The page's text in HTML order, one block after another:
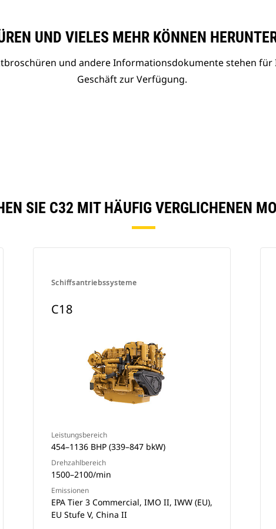
UND VIELES MEHR KÖNNEN
und andere Informationsdokumente stehen für
Geschäft zur Verfügung.
SIE C32 MIT HÄUFIG VERGLICHENEN
Schiffsantriebssysteme
C18
Leistungsbereich
454–1136 BHP (339–847 bkW)
Drehzahlbereich
1500–2100/min
Emissionen
EPA Tier 3 Commercial, IMO II, IWW (EU),
EU Stufe V, China II